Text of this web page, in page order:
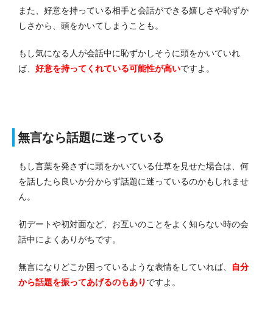
また、好意を持っている相手と会話ができる嬉しさや恥ずか
しさから、頭をかいてしまうことも。
もし気になる人が会話中に恥ずかしそうに頭をかいていれ
ば、 好意を持ってくれている可能性が高いですよ。
無言なら話題に迷っている
もし言葉を発さずに頭をかいている仕草を見せた場合は、何
を話したら良いか分からず話題に迷っているのかもしれませ
ん。
初デートや初対面など、お互いのことをよく知らない時の会
話中によくありがちです。
無言になりどこか困っているような表情をしていれば、
自分
から話題を振ってあげるのもあり ですよ。